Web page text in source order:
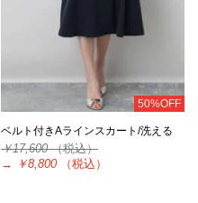
50%OFF
ベルト付きAラインスカート/洗える
￥17,600（税込）
→
￥8,800 （税込）